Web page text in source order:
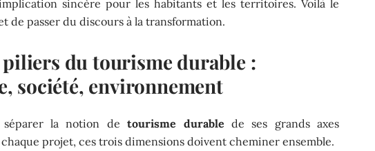
sincère pour les habitants et les territoires. Voilà le
de passer du discours à la transformation.
du tourisme durable :
société, environnement
séparer la notion detourisme durable de ses grands axes
projet, ces trois dimensions doivent cheminer ensemble.